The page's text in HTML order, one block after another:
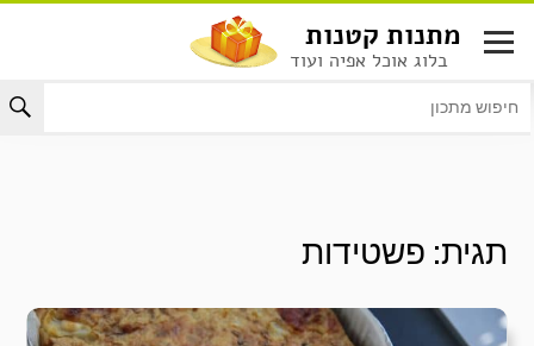
לתוכן
מתנות קטנות
בלוג אוכל אפיה ועוד
תגית: פשטידות